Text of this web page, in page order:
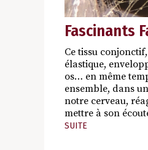
Fascinants
Ce tissu
élastique,
os… en même
ensemble, dans
notre cerveau,
mettre à son
SUITE